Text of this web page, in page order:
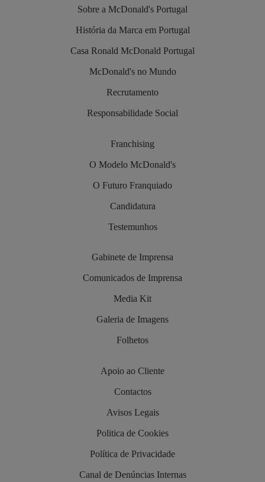
Sobre a McDonald's Portugal
História da Marca em Portugal
Casa Ronald McDonald Portugal
McDonald's no Mundo
Recrutamento
Responsabilidade Social
Franchising
O Modelo McDonald's
O Futuro Franquiado
Candidatura
Testemunhos
Gabinete de Imprensa
Comunicados de Imprensa
Media Kit
Galeria de Imagens
Folhetos
Apoio ao Cliente
Contactos
Avisos Legais
Politica de Cookies
Política de Privacidade
Canal de Denúncias Internas